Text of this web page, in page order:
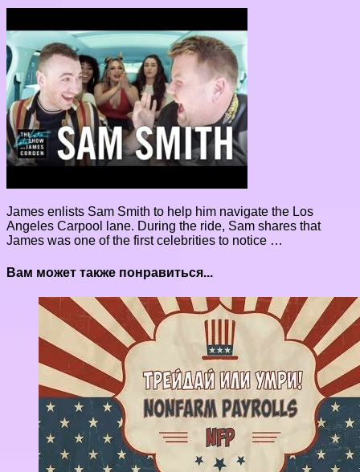
James enlists Sam Smith to help him navigate the Los
Angeles Carpool lane. During the ride, Sam shares that
James was one of the first celebrities to notice …
Вам может также понравиться...